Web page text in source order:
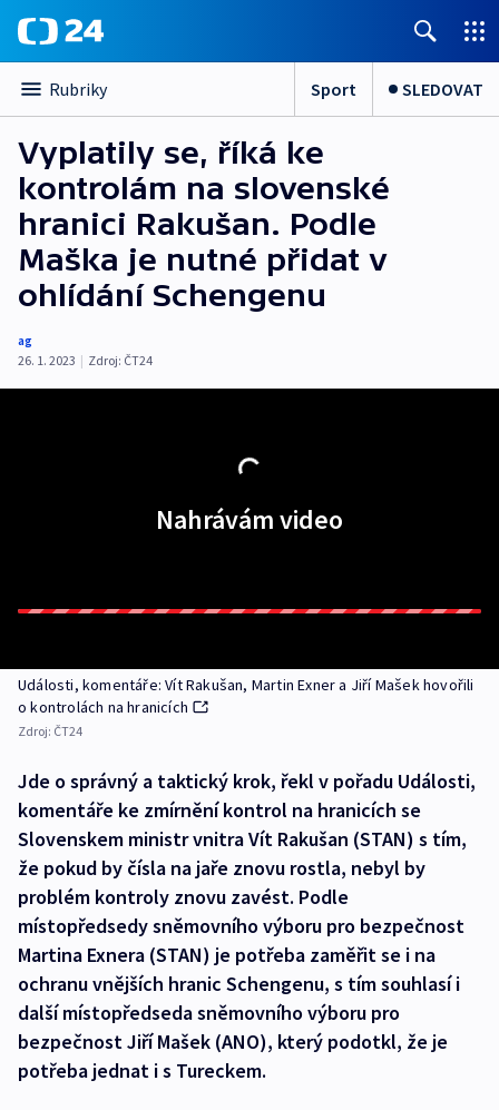
Rubriky Sport SLEDOVAT
Vyplatily se, říká ke
kontrolám na slovenské
hranici Rakušan. Podle
Maška je nutné přidat v
ohlídání Schengenu
ag
26. 1. 2023 | Zdroj: ČT24
Nahrávám video
Události, komentáře: Vít Rakušan, Martin Exner a Jiří Mašek hovořili
o kontrolách na hranicích
Zdroj: ČT24
Jde o správný a taktický krok, řekl v pořadu Události,
komentáře ke zmírnění kontrol na hranicích se
Slovenskem ministr vnitra Vít Rakušan (STAN) s tím,
že pokud by čísla na jaře znovu rostla, nebyl by
problém kontroly znovu zavést. Podle
místopředsedy sněmovního výboru pro bezpečnost
Martina Exnera (STAN) je potřeba zaměřit se i na
ochranu vnějších hranic Schengenu, s tím souhlasí i
další místopředseda sněmovního výboru pro
bezpečnost Jiří Mašek (ANO), který podotkl, že je
potřeba jednat i s Tureckem.